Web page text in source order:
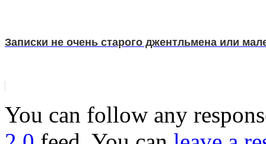
Записки не очень старого джентльмена или
You can follow any